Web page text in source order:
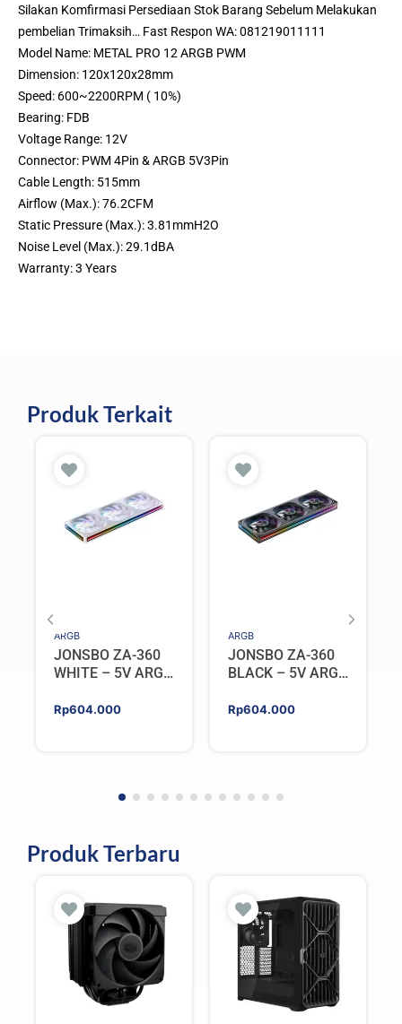
Silakan Komfirmasi Persediaan Stok Barang Sebelum Melakukan
pembelian Trimaksih… Fast Respon WA: 081219011111
Model Name: METAL PRO 12 ARGB PWM
Dimension: 120x120x28mm
Speed: 600~2200RPM ( 10%)
Bearing: FDB
Voltage Range: 12V
Connector: PWM 4Pin & ARGB 5V3Pin
Cable Length: 515mm
Airflow (Max.): 76.2CFM
Static Pressure (Max.): 3.81mmH2O
Noise Level (Max.): 29.1dBA
Warranty: 3 Years
Produk Terkait
ARGB
JONSBO ZA-360
WHITE – 5V ARGB
Rp604.000
ARGB
JONSBO ZA-360
BLACK – 5V ARGB
Rp604.000
Produk Terbaru